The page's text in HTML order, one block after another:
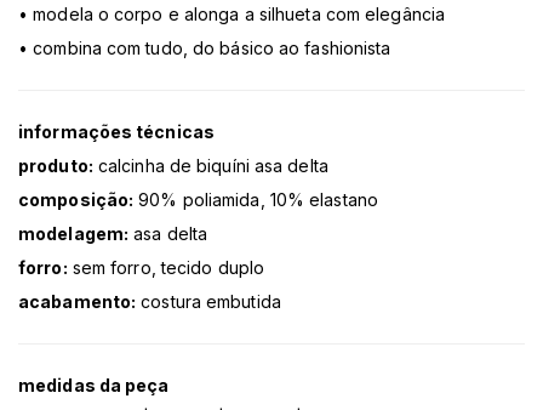
• modela o corpo e alonga a silhueta com elegância
• combina com tudo, do básico ao fashionista
informações técnicas
produto: calcinha de biquíni asa delta
composição: 90% poliamida, 10% elastano
modelagem: asa delta
forro: sem forro, tecido duplo
acabamento: costura embutida
medidas da peça